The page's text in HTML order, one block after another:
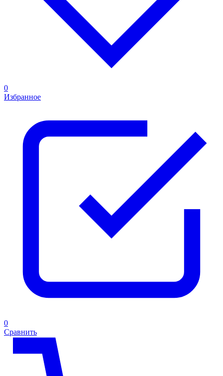
0
Избранное
0
Сравнить